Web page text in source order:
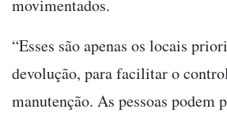
movimentados.
“Esses são apenas os locais
devolução, para facilitar o
manutenção. As pessoas podem